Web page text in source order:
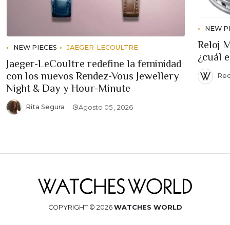
NEW PIECES JAEGER-LECOULTRE
Jaeger-LeCoultre redefine la feminidad
con los nuevos Rendez-Vous Jewellery
Night & Day y Hour-Minute
Rita Segura Agosto 05 , 2026
NEW
Reloj
¿cuál
COPYRIGHT © 2026 WATCHES WORLD